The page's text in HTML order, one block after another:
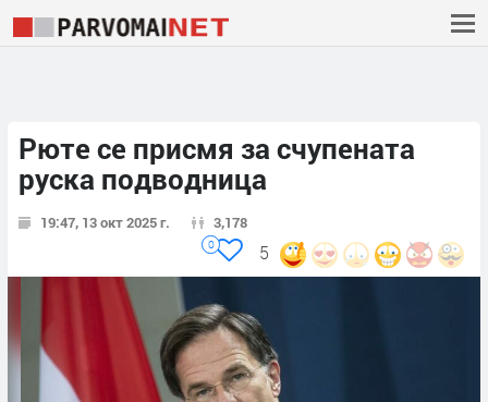
Рюте се присмя за счупената
руска подводница
19:47, 13 окт 2025 г. 3,178
5
0